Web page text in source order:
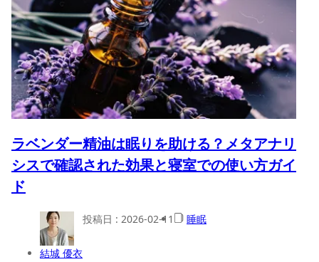
ラベンダー精油は眠りを助ける？メタアナリ
シスで確認された効果と寝室での使い方ガイ
ド
結城 優衣
投稿日 : 2026-02-11 睡眠